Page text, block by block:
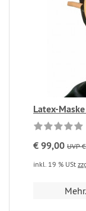
Latex-
€ 99,00 UVP
inkl. 19 % USt